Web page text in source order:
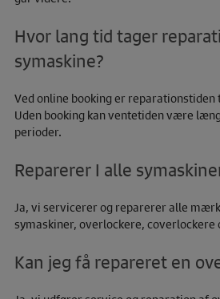
Hvor lang tid tager
symaskine?
Ved online booking er reparationstiden
Uden booking kan ventetiden være
perioder.
Reparerer I alle
Ja, vi servicerer og reparerer alle
symaskiner, overlockere, coverlockere
Kan jeg få repareret en